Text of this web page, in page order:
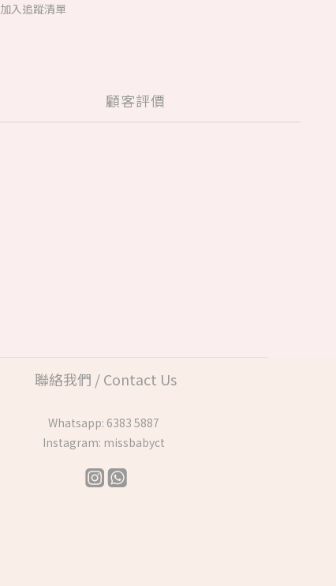
加入追蹤清單
顧客評價
聯絡我們 / Contact Us
Whatsapp: 6383 5887
Instagram: missbabyct